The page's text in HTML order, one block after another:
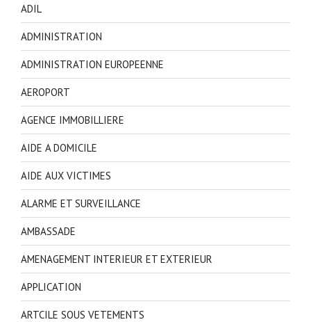
ADIL
ADMINISTRATION
ADMINISTRATION EUROPEENNE
AEROPORT
AGENCE IMMOBILLIERE
AIDE A DOMICILE
AIDE AUX VICTIMES
ALARME ET SURVEILLANCE
AMBASSADE
AMENAGEMENT INTERIEUR ET EXTERIEUR
APPLICATION
ARTCILE SOUS VETEMENTS